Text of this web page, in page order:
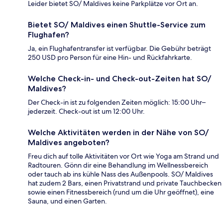
Leider bietet SO/ Maldives keine Parkplätze vor Ort an.
Bietet SO/ Maldives einen Shuttle-Service zum
Flughafen?
Ja, ein Flughafentransfer ist verfügbar. Die Gebühr beträgt
250 USD pro Person für eine Hin- und Rückfahrkarte.
Welche Check-in- und Check-out-Zeiten hat SO/
Maldives?
Der Check-in ist zu folgenden Zeiten möglich: 15:00 Uhr–
jederzeit. Check-out ist um 12:00 Uhr.
Welche Aktivitäten werden in der Nähe von SO/
Maldives angeboten?
Freu dich auf tolle Aktivitäten vor Ort wie Yoga am Strand und
Radtouren. Gönn dir eine Behandlung im Wellnessbereich
oder tauch ab ins kühle Nass des Außenpools. SO/ Maldives
hat zudem 2 Bars, einen Privatstrand und private Tauchbecken
sowie einen Fitnessbereich (rund um die Uhr geöffnet), eine
Sauna, und einen Garten.